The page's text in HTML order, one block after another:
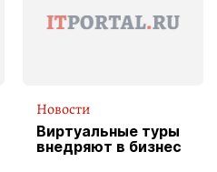
Новости
Виртуальные туры
внедряют в бизнес